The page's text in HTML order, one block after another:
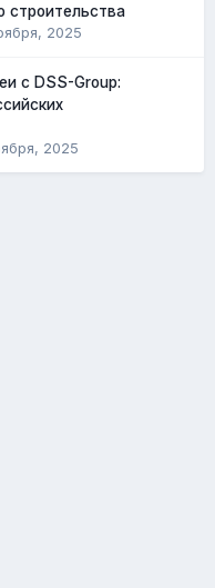
строительства
2025
с DSS-Group:
2025